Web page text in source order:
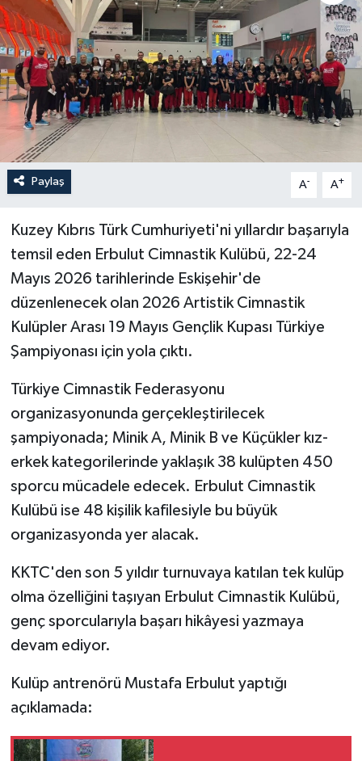
Paylaş A- A+
Kuzey Kıbrıs Türk Cumhuriyeti'ni yıllardır başarıyla
temsil eden Erbulut Cimnastik Kulübü, 22-24
Mayıs 2026 tarihlerinde Eskişehir'de
düzenlenecek olan 2026 Artistik Cimnastik
Kulüpler Arası 19 Mayıs Gençlik Kupası Türkiye
Şampiyonası için yola çıktı.
Türkiye Cimnastik Federasyonu
organizasyonunda gerçekleştirilecek
şampiyonada; Minik A, Minik B ve Küçükler kız-
erkek kategorilerinde yaklaşık 38 kulüpten 450
sporcu mücadele edecek. Erbulut Cimnastik
Kulübü ise 48 kişilik kafilesiyle bu büyük
organizasyonda yer alacak.
KKTC'den son 5 yıldır turnuvaya katılan tek kulüp
olma özelliğini taşıyan Erbulut Cimnastik Kulübü,
genç sporcularıyla başarı hikâyesi yazmaya
devam ediyor.
Kulüp antrenörü Mustafa Erbulut yaptığı
açıklamada: